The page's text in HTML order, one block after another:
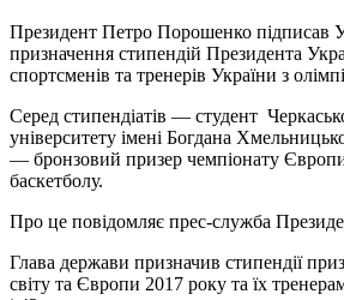
Президент Петро Порошенко підписав
призначення стипендій Президента
спортсменів та тренерів України з
Серед стипендіатів — студент
університету імені Богдана
— бронзовий призер чемпіонату
баскетболу.
Про це повідомляє прес-служба
Глава держави призначив стипендії
світу та Європи 2017 року та їх